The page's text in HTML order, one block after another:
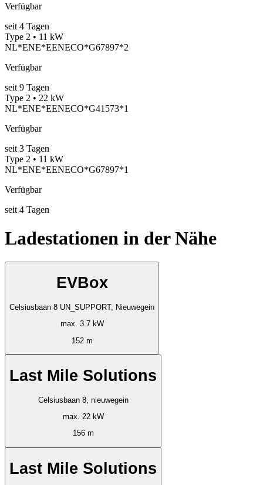
Verfügbar
seit 4 Tagen
Type 2 • 11 kW
NL*ENE*EENECO*G67897*2
Verfügbar
seit 9 Tagen
Type 2 • 22 kW
NL*ENE*EENECO*G41573*1
Verfügbar
seit 3 Tagen
Type 2 • 11 kW
NL*ENE*EENECO*G67897*1
Verfügbar
seit 4 Tagen
Ladestationen in der Nähe
EVBox
Celsiusbaan 8 UN_SUPPORT, Nieuwegein
max. 3.7 kW
152 m
Last Mile Solutions
Celsiusbaan 8, nieuwegein
max. 22 kW
156 m
Last Mile Solutions